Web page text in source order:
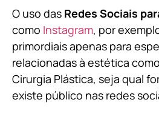
O uso das Redes Sociais
como Instagram, por
primordiais apenas para
relacionadas à estética
Cirurgia Plástica, seja qual
existe público nas redes